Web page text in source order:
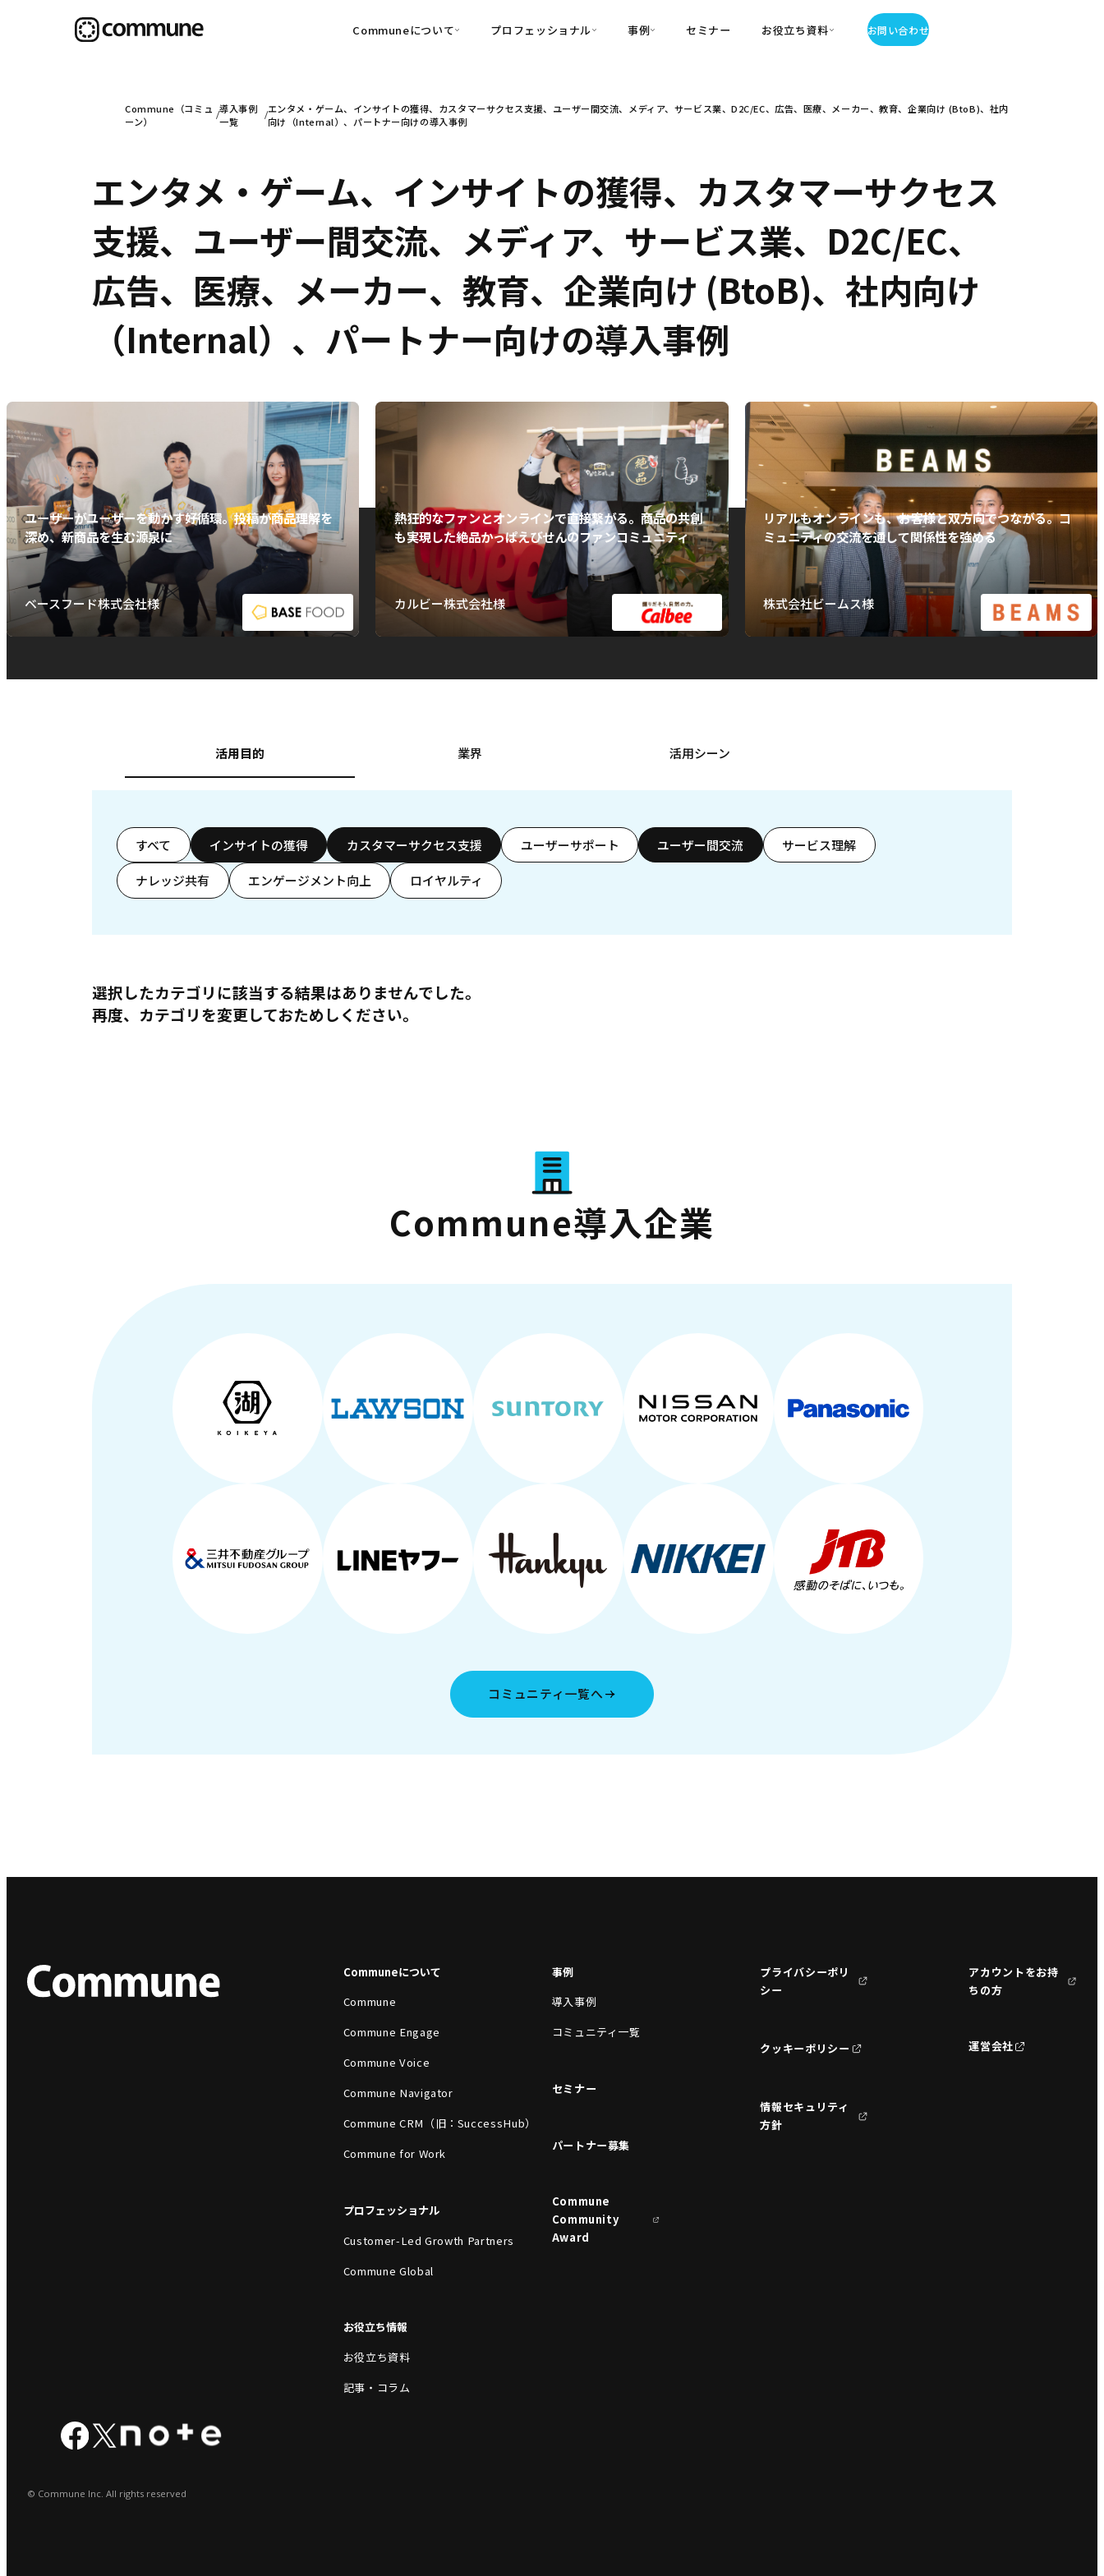
Communeについて
可視化
・Commune Engage
育成
信頼を醸成する信頼起点経営基盤
SuccessHub）
・Commune for Work
プロフェッショナル
・Customer-Led Growth
事例
導入事例
セミナー お役立ち資料
・お役立ち資料
お問い合わせ
Commune（コミュ
ーン）
導入事例
一覧
エンタメ・ゲーム、インサイトの獲得、カスタマーサクセス支援、ユーザー間交流、メディア、サービス業、D2C/EC、広告、医療、メーカー、教育、企業向け (BtoB)、社内
向け（Internal）、パートナー向けの導入事例
エンタメ・ゲーム、インサイトの獲得、カスタマーサクセス
支援、ユーザー間交流、メディア、サービス業、D2C/EC、
広告、医療、メーカー、教育、企業向け (BtoB)、社内向け
（Internal）、パートナー向けの導入事例
ユーザーがユーザーを動かす好循環。投稿が商品理解を
深め、新商品を生む源泉に
ベースフード株式会社様
熱狂的なファンとオンラインで直接繋がる。商品の共創
も実現した絶品かっぱえびせんのファンコミュニティ
カルビー株式会社様
リアルもオンラインも、お客様と双方向でつながる。コ
ミュニティの交流を通して関係性を強める
株式会社ビームス様
活用目的 業界 活用シーン
すべて インサイトの獲得 カスタマーサクセス支援 ユーザーサポート ユーザー間交流 サービス理解
ナレッジ共有 エンゲージメント向上 ロイヤルティ
選択したカテゴリに該当する結果はありませんでした。
再度、カテゴリを変更しておためしください。
Commune導入企業
コミュニティ一覧へ
Communeについて
Commune
Commune Engage
Commune Voice
Commune Navigator
Commune CRM（旧：SuccessHub）
Commune for Work
プロフェッショナル
Customer-Led Growth Partners
Commune Global
お役立ち情報
お役立ち資料
記事・コラム
事例
導入事例
コミュニティ一覧
セミナー
パートナー募集
Commune
Community
Award
プライバシーポリ
シー
クッキーポリシー
情報セキュリティ
方針
アカウントをお持
ちの方
運営会社
© Commune Inc. All rights reserved